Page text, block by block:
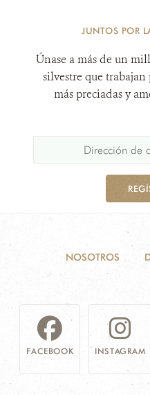
JUNTOS POR
Únase a más de un
silvestre que trabajan
más preciadas y
NOSOTROS
FACEBOOK INSTAGRAM